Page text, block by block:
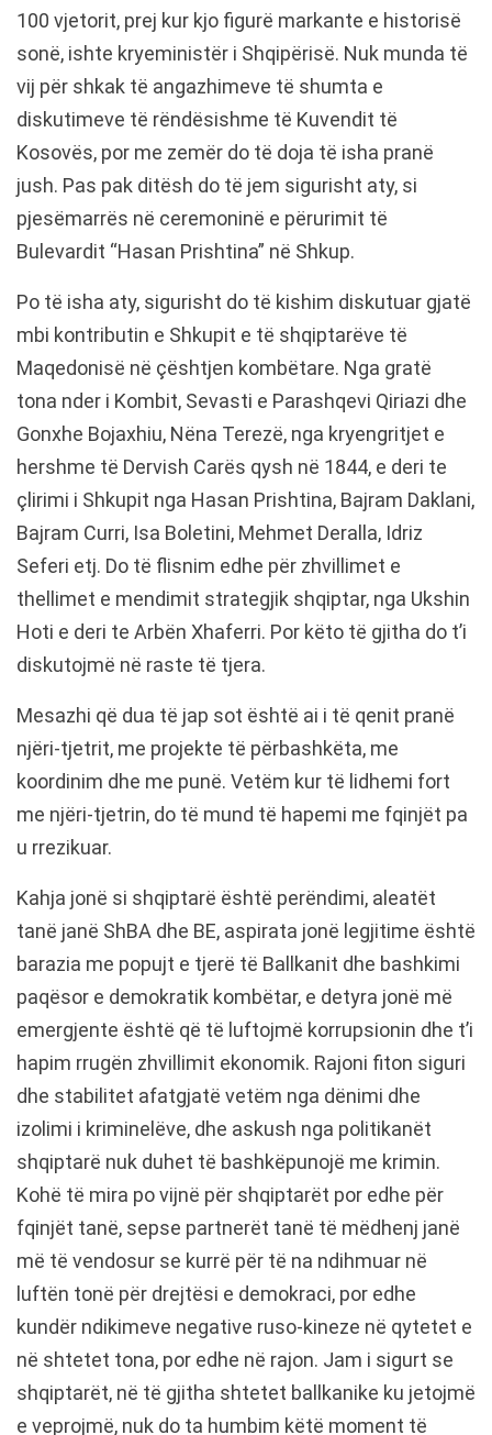
100 vjetorit, prej kur kjo figurë markante e historisë
sonë, ishte kryeministër i Shqipërisë. Nuk munda të
vij për shkak të angazhimeve të shumta e
diskutimeve të rëndësishme të Kuvendit të
Kosovës, por me zemër do të doja të isha pranë
jush. Pas pak ditësh do të jem sigurisht aty, si
pjesëmarrës në ceremoninë e përurimit të
Bulevardit “Hasan Prishtina” në Shkup.
Po të isha aty, sigurisht do të kishim diskutuar gjatë
mbi kontributin e Shkupit e të shqiptarëve të
Maqedonisë në çështjen kombëtare. Nga gratë
tona nder i Kombit, Sevasti e Parashqevi Qiriazi dhe
Gonxhe Bojaxhiu, Nëna Terezë, nga kryengritjet e
hershme të Dervish Carës qysh në 1844, e deri te
çlirimi i Shkupit nga Hasan Prishtina, Bajram Daklani,
Bajram Curri, Isa Boletini, Mehmet Deralla, Idriz
Seferi etj. Do të flisnim edhe për zhvillimet e
thellimet e mendimit strategjik shqiptar, nga Ukshin
Hoti e deri te Arbën Xhaferri. Por këto të gjitha do t’i
diskutojmë në raste të tjera.
Mesazhi që dua të jap sot është ai i të qenit pranë
njëri-tjetrit, me projekte të përbashkëta, me
koordinim dhe me punë. Vetëm kur të lidhemi fort
me njëri-tjetrin, do të mund të hapemi me fqinjët pa
u rrezikuar.
Kahja jonë si shqiptarë është perëndimi, aleatët
tanë janë ShBA dhe BE, aspirata jonë legjitime është
barazia me popujt e tjerë të Ballkanit dhe bashkimi
paqësor e demokratik kombëtar, e detyra jonë më
emergjente është që të luftojmë korrupsionin dhe t’i
hapim rrugën zhvillimit ekonomik. Rajoni fiton siguri
dhe stabilitet afatgjatë vetëm nga dënimi dhe
izolimi i kriminelëve, dhe askush nga politikanët
shqiptarë nuk duhet të bashkëpunojë me krimin.
Kohë të mira po vijnë për shqiptarët por edhe për
fqinjët tanë, sepse partnerët tanë të mëdhenj janë
më të vendosur se kurrë për të na ndihmuar në
luftën tonë për drejtësi e demokraci, por edhe
kundër ndikimeve negative ruso-kineze në qytetet e
në shtetet tona, por edhe në rajon. Jam i sigurt se
shqiptarët, në të gjitha shtetet ballkanike ku jetojmë
e veprojmë, nuk do ta humbim këtë moment të